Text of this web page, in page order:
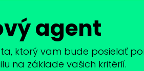
agent
ktorý vam bude posielať
na základe vašich kritérií.